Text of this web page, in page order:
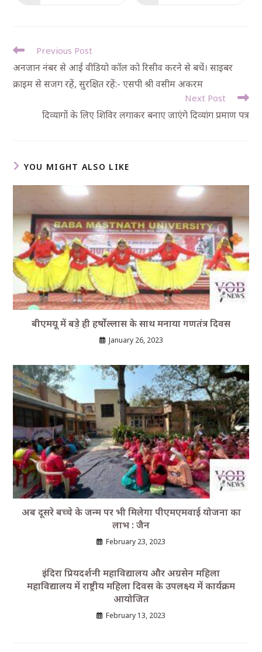
Previous Post
अनजान नंबर से आई वीडियो कॉल को रिसीव करने से बचें। साइबर
क्राइम से सजग रहें, सुरक्षित रहें:- एसपी श्री वसीम अकरम
Next Post
दिव्यागों के लिए शिविर लगाकर बनाए जाएंगे दिव्यांग प्रमाण पत्र
YOU MIGHT ALSO LIKE
बीएमयू में बड़े ही हर्षोल्लास के साथ मनाया गणतंत्र दिवस
January 26, 2023
अब दूसरे बच्चे के जन्म पर भी मिलेगा पीएमएमवाई योजना का
लाभ : जैन
February 23, 2023
इंदिरा प्रियदर्शनी महाविद्यालय और अग्रसेन महिला
महाविद्यालय में राष्ट्रीय महिला दिवस के उपलक्ष्य में कार्यक्रम
आयोजित
February 13, 2023